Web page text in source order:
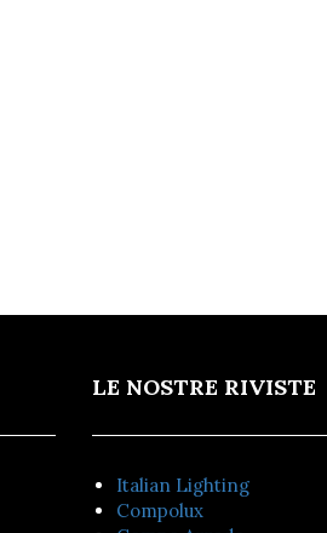
LE NOSTRE RIVISTE
Italian Lighting
Compolux